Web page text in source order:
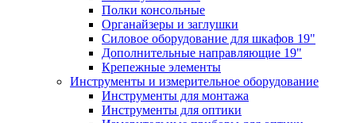
Полки консольные
Органайзеры и заглушки
Силовое оборудование для шкафов 19"
Дополнительные направляющие 19"
Крепежные элементы
Инструменты и измерительное оборудование
Инструменты для монтажа
Инструменты для оптики